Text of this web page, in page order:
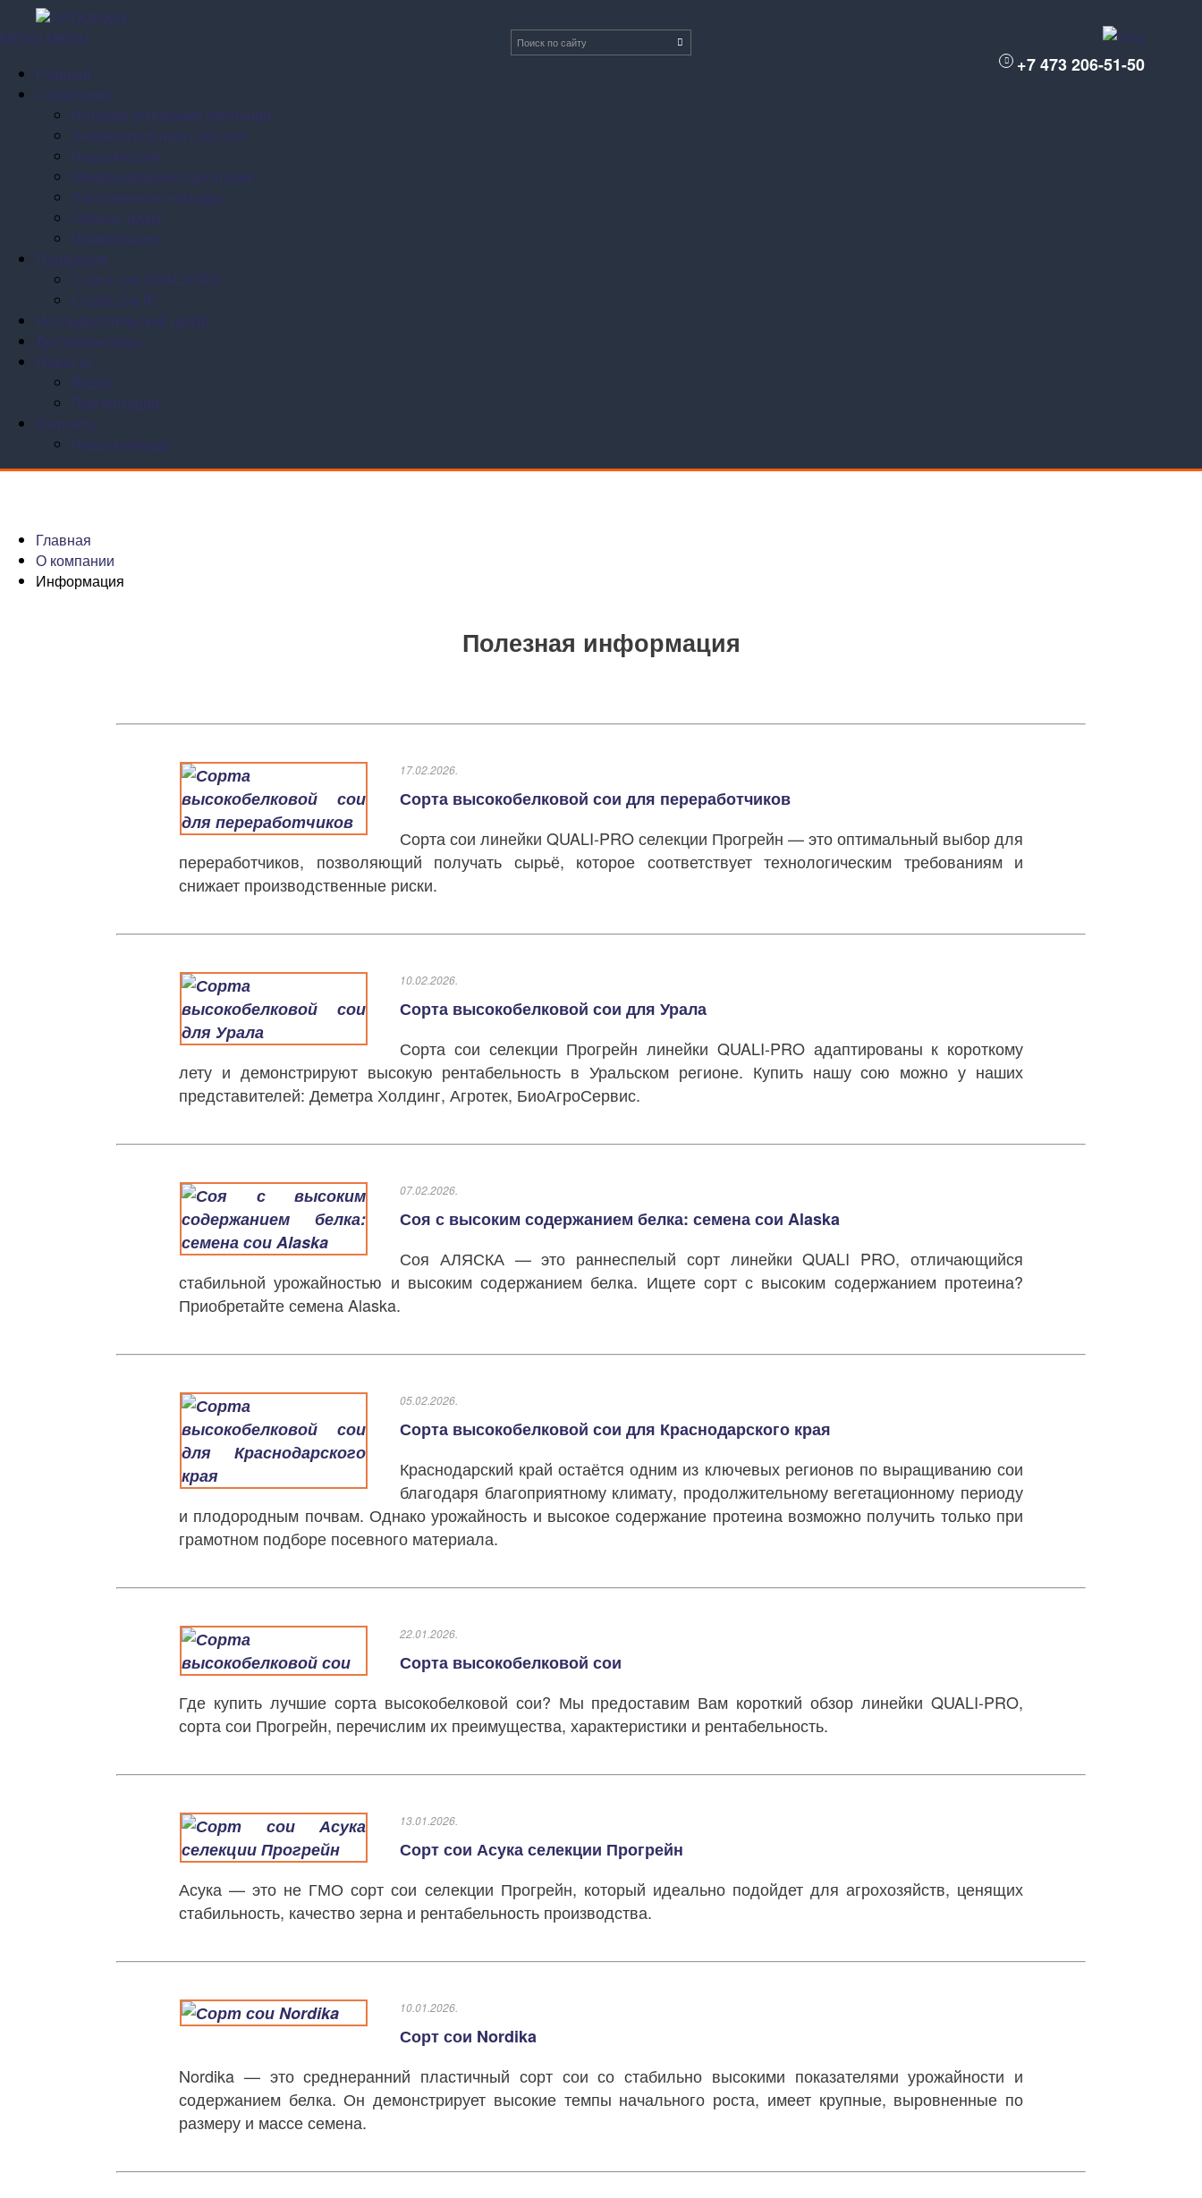
+7 473 206-51-50
MENU MENU
Главная
О компании
История основания компании
Знаменательные события
Наша миссия
Международное признание
Заслуженные награды
Охрана труда
Информация
Продукция
Сорта сои QUALI-PRO
Сорта сои IP
Исследовательский центр
Дистрибьюторы
Новости
Видео
Презентации
Контакты
Наша команда
Главная
О компании
Информация
Полезная информация
17.02.2026.
Сорта высокобелковой сои для переработчиков
Сорта сои линейки QUALI-PRO селекции Прогрейн — это оптимальный выбор для
переработчиков, позволяющий получать сырьё, которое соответствует технологическим требованиям и
снижает производственные риски.
10.02.2026.
Сорта высокобелковой сои для Урала
Сорта сои селекции Прогрейн линейки QUALI-PRO адаптированы к короткому
лету и демонстрируют высокую рентабельность в Уральском регионе. Купить нашу сою можно у наших
представителей: Деметра Холдинг, Агротек, БиоАгроСервис.
07.02.2026.
Соя с высоким содержанием белка: семена сои Alaska
Соя АЛЯСКА — это раннеспелый сорт линейки QUALI PRO, отличающийся
стабильной урожайностью и высоким содержанием белка. Ищете сорт с высоким содержанием протеина?
Приобретайте семена Alaska.
05.02.2026.
Сорта высокобелковой сои для Краснодарского края
Краснодарский край остаётся одним из ключевых регионов по выращиванию сои
благодаря благоприятному климату, продолжительному вегетационному периоду
и плодородным почвам. Однако урожайность и высокое содержание протеина возможно получить только при
грамотном подборе посевного материала.
22.01.2026.
Сорта высокобелковой сои
Где купить лучшие сорта высокобелковой сои? Мы предоставим Вам короткий обзор линейки QUALI-PRO,
сорта сои Прогрейн, перечислим их преимущества, характеристики и рентабельность.
13.01.2026.
Сорт сои Асука селекции Прогрейн
Асука — это не ГМО сорт сои селекции Прогрейн, который идеально подойдет для агрохозяйств, ценящих
стабильность, качество зерна и рентабельность производства.
10.01.2026.
Сорт сои Nordika
Nordika — это среднеранний пластичный сорт сои со стабильно высокими показателями урожайности и
содержанием белка. Он демонстрирует высокие темпы начального роста, имеет крупные, выровненные по
размеру и массе семена.
Отправить